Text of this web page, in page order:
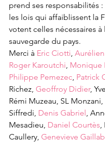
prend ses responsabilités
les lois qui affaiblissent la
votent celles nécessaires à
sauvegarde du pays.
Merci à Eric Ciotti,
Roger Karoutchi, Monique
Philippe Pemezec, Patrick
Richez, Geoffroy Didier,
Rémi Muzeau, SL
Siffredi, Denis Gabriel,
Mesadieu, Daniel Courtès,
Caullery, Genevieve